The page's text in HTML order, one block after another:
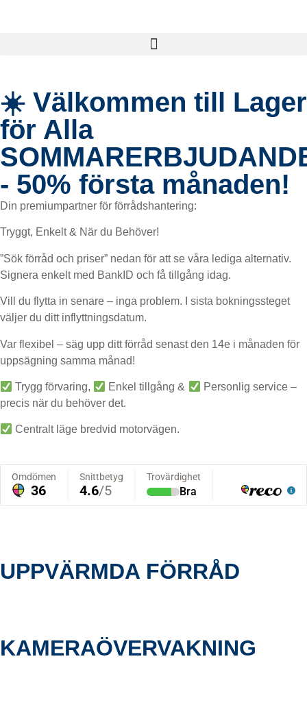
☀️ Välkommen till Lager
för Alla
- 50% första månaden!
Din premiumpartner för förrådshantering:
Tryggt, Enkelt & När du Behöver!
”Sök förråd och priser” nedan för att se våra lediga alternativ.
Signera enkelt med BankID och få tillgång idag.
Vill du flytta in senare – inga problem. I sista bokningssteget
väljer du ditt inflyttningsdatum.
Var flexibel – säg upp ditt förråd senast den 14e i månaden för
uppsägning samma månad!
Trygg förvaring, Enkel tillgång &
Personlig service –
precis när du behöver det.
Centralt läge bredvid motorvägen.
UPPVÄRMDA FÖRRÅD
KAMERAÖVERVAKNING